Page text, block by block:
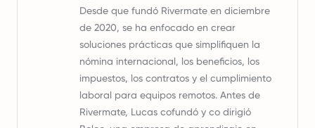
Desde que fundó Rivermate en diciembre
de 2020, se ha enfocado en crear
soluciones prácticas que simplifiquen la
nómina internacional, los beneficios, los
impuestos, los contratos y el cumplimiento
laboral para equipos remotos. Antes de
Rivermate, Lucas cofundó y co dirigió